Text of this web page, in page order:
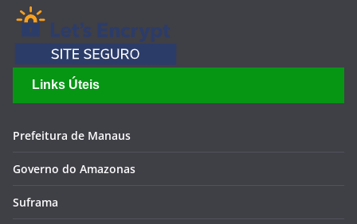
Links Úteis
Prefeitura de Manaus
Governo do Amazonas
Suframa